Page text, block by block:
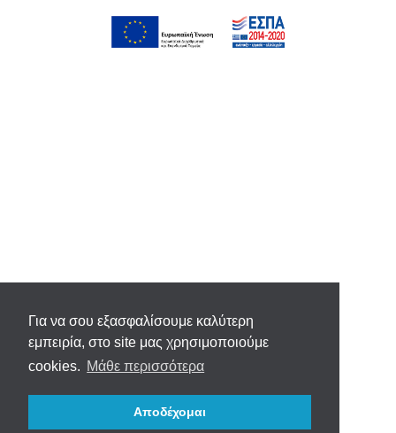
Για να σου εξασφαλίσουμε καλύτερη
εμπειρία, στο site μας χρησιμοποιούμε
cookies. Μάθε περισσότερα
Αποδέχομαι